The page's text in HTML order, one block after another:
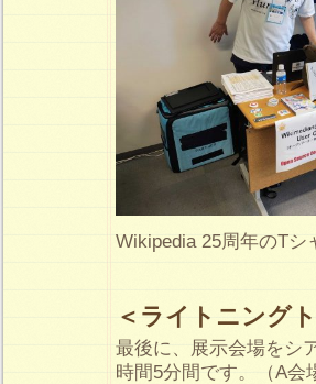
Wikipedia 25周年のT
＜ライトニング
最後に、展示会場をシ
時間5分間です。（A会